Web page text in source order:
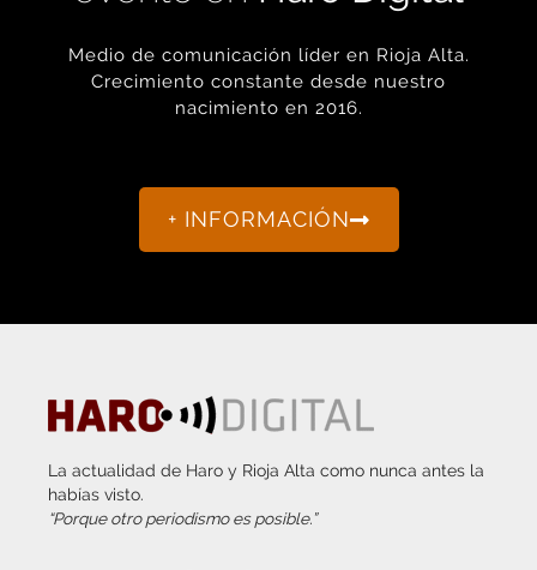
Medio de comunicación líder en Rioja Alta.
Crecimiento constante desde nuestro
nacimiento en 2016.
+ INFORMACIÓN
La actualidad de Haro y Rioja Alta como nunca antes la
habías visto.
“Porque otro periodismo es posible.”